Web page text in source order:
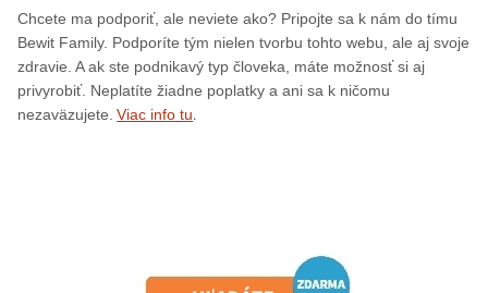
Chcete ma podporiť, ale neviete ako? Pripojte sa k nám do tímu
Bewit Family. Podporíte tým nielen tvorbu tohto webu, ale aj svoje
zdravie. A ak ste podnikavý typ človeka, máte možnosť si aj
privyrobiť. Neplatíte žiadne poplatky a ani sa k ničomu
nezaväzujete. Viac info tu.